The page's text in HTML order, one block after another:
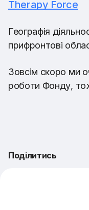
Therapy Force
Географія
прифронтові
Зовсім скоро ми
роботи Фонду,
Поділитись